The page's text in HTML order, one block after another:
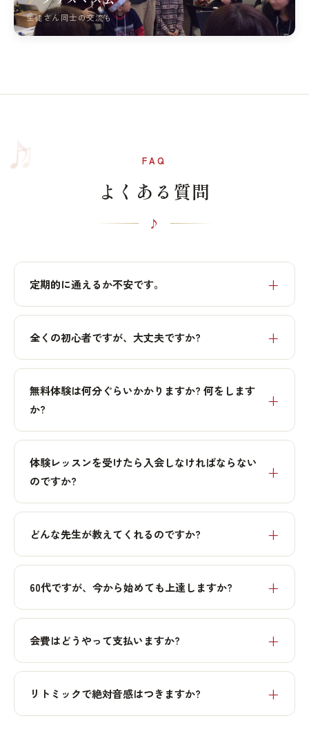
生徒さん同士の交流も
♫ FAQ
よくある質問
定期的に通えるか不安です。
全くの初心者ですが、大丈夫ですか?
無料体験は何分ぐらいかかりますか? 何をします
か?
体験レッスンを受けたら入会しなければならない
のですか?
どんな先生が教えてくれるのですか?
60代ですが、今から始めても上達しますか?
会費はどうやって支払いますか?
リトミックで絶対音感はつきますか?